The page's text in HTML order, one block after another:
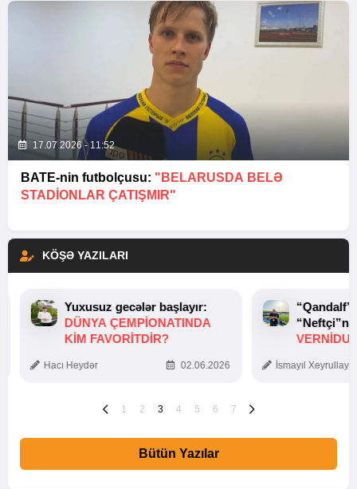
17.07.2026 - 11:52
BATE-nin futbolçusu: "BELARUSDA BELƏ
STADIONLAR ÇATIŞMIR"
KÖŞƏ YAZILARI
Yuxusuz gecələr başlayır:
DÜNYA ÇEMPIONATINDA
KIM FAVORITDIR?
Hacı Heydər 02.06.2026 İsmayıl
1 2 3 4 5 6 7
Bütün Yazılar